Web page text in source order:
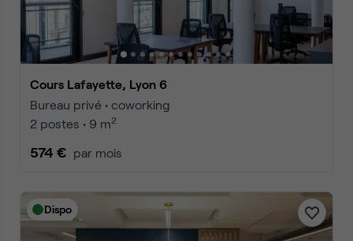
Cours Lafayette, Lyon 6
Bureau privé • coworking
2 postes • 9 m2
574 € par mois
Dispo